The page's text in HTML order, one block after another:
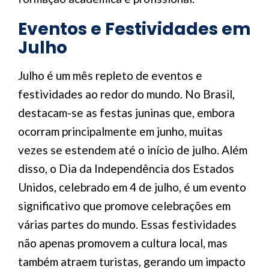
Eventos e Festividades em
Julho
Julho é um mês repleto de eventos e
festividades ao redor do mundo. No Brasil,
destacam-se as festas juninas que, embora
ocorram principalmente em junho, muitas
vezes se estendem até o início de julho. Além
disso, o Dia da Independência dos Estados
Unidos, celebrado em 4 de julho, é um evento
significativo que promove celebrações em
várias partes do mundo. Essas festividades
não apenas promovem a cultura local, mas
também atraem turistas, gerando um impacto